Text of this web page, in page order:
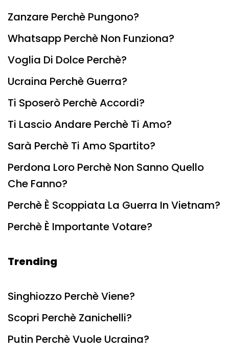
Zanzare Perchè Pungono?
Whatsapp Perchè Non Funziona?
Voglia Di Dolce Perchè?
Ucraina Perchè Guerra?
Ti Sposerò Perchè Accordi?
Ti Lascio Andare Perchè Ti Amo?
Sarà Perchè Ti Amo Spartito?
Perdona Loro Perchè Non Sanno Quello
Che Fanno?
Perchè È Scoppiata La Guerra In Vietnam?
Perchè È Importante Votare?
Trending
Singhiozzo Perchè Viene?
Scopri Perchè Zanichelli?
Putin Perchè Vuole Ucraina?